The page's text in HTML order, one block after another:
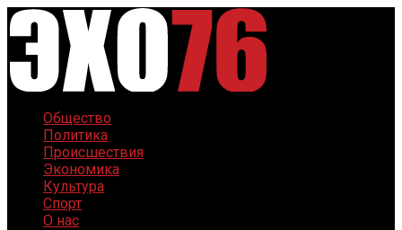
Общество
Политика
Происшествия
Экономика
Культура
Спорт
О нас